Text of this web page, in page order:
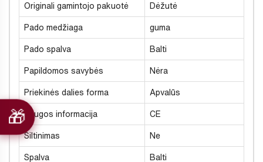
Originali gamintojo pakuotė Dėžutė
Pado medžiaga guma
Pado spalva Balti
Papildomos savybės Nėra
Priekinės dalies forma Apvalūs
Saugos informacija CE
Šiltinimas Ne
Spalva Balti